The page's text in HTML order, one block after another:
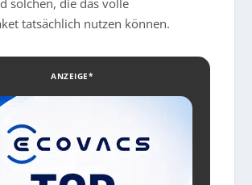
tatsächlich nutzen können.
ANZEIGE*